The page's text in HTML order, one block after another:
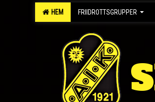
HEM FRIIDROTTSGRUPPER